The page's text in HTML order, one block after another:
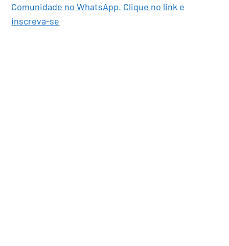
Comunidade no WhatsApp. Clique no link e
inscreva-se